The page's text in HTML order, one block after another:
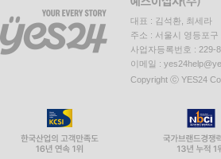
대표 : 김석환, 최세라
주소 : 서울시 영등포
사업자등록번호 :
이메일 :
Copyright ⓒ YES24